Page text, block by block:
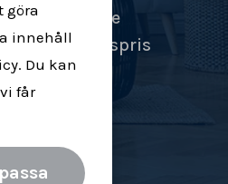
Få högre
försäljningspris
göra
innehåll
Du kan
får